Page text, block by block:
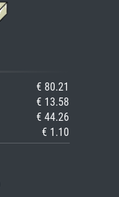
€ 80.21
€ 13.58
€ 44.26
€ 1.10